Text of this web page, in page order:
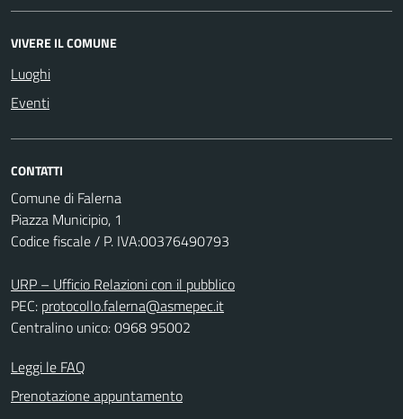
VIVERE IL COMUNE
Luoghi
Eventi
CONTATTI
Comune di Falerna
Piazza Municipio, 1
Codice fiscale / P. IVA:00376490793
URP – Ufficio Relazioni con il pubblico
PEC: protocollo.falerna@asmepec.it
Centralino unico: 0968 95002
Leggi le FAQ
Prenotazione appuntamento